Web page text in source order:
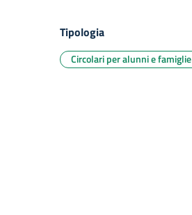
Tipologia
Circolari per alunni e famiglie